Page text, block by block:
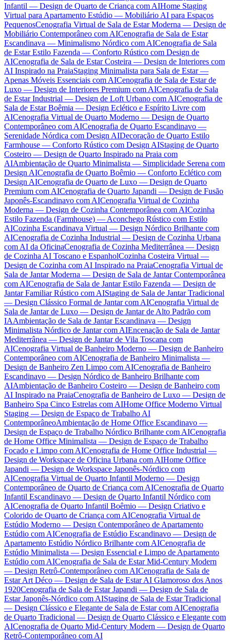
Infantil — Design de Quarto de Criança com AIHome Staging
Virtual para Apartamento Estúdio — Mobiliário AI para Espaços
PequenosCenografia Virtual de Sala de Estar Moderna — Design de
Mobiliário Contemporâneo com AICenografia de Sala de Estar
Escandinava — Minimalismo Nórdico com AICenografia de Sala
de Estar Estilo Fazenda — Conforto Rústico com Design de
AICenografia de Sala de Estar Costeira — Design de Interiores com
AI Inspirado na PraiaStaging Minimalista para Sala de Estar —
Apenas Móveis Essenciais com AICenografia de Sala de Estar de
Luxo — Design de Interiores Premium com AICenografia de Sala
de Estar Industrial — Design de Loft Urbano com AICenografia de
Sala de Estar Boêmia — Design Eclético e Espírito Livre com
AICenografia Virtual de Quarto Moderno — Design de Quarto
Contemporâneo com AICenografia de Quarto Escandinavo —
Serenidade Nórdica com Design AIDecoração de Quarto Estilo
Farmhouse — Conforto Rústico com Design AIStaging de Quarto
Costeiro — Design de Quarto Inspirado na Praia com
AIAmbientação de Quarto Minimalista — Simplicidade Serena com
Design AICenografia de Quarto Boêmio — Conforto Eclético com
Design AICenografia de Quarto de Luxo — Design de Quarto
Premium com AICenografia de Quarto Japandi — Design de Fusão
Japonês-Escandinavo com AICenografia Virtual de Cozinha
Moderna — Design de Cozinha Contemporânea com AICozinha
Estilo Fazenda (Farmhouse) — Aconchego Rústico com Estilo
AICozinha Escandinava Virtual — Design Nórdico Brilhante com
AICenografia de Cozinha Industrial — Design de Cozinha Urbana
com AI da OficinaCenografia de Cozinha Mediterrânea — Design
de Cozinha AI Toscano e EspanholCozinha Costeira Virtual —
Design de Cozinha com AI Inspirado na PraiaCenografia Virtual de
Sala de Jantar Moderna — Design de Sala de Jantar Contemporânea
com AICenografia de Sala de Jantar Estilo Fazenda — Design de
Jantar Familiar Rústico com AIStaging de Sala de Jantar Tradicional
— Design Clássico Formal de Jantar com AICenografia Virtual de
Sala de Jantar de Luxo — Design de Jantar de Alto Padrão com
IAAmbientação de Sala de Jantar Escandinava — Design
Minimalista Nórdico de Jantar com AIEncenação de Sala de Jantar
Mediterrânea — Design de Jantar de Vila Toscana com
AICenografia Virtual de Banheiro Moderno — Design de Banheiro
Contemporâneo com AICenografia de Banheiro Minimalista —
Design de Banheiro Zen Limpo com AICenografia de Banheiro
Escandinavo — Design Nórdico de Banheiro Brilhante com
AIAmbientação de Banheiro Costeiro — Design de Banheiro com
AI Inspirado na PraiaCenografia de Banheiro de Luxo — Design de
Banheiro Spa Cinco Estrelas com AIHome Office Moderno Virtual
Staging — Design de Espaço de Trabalho AI
ContemporâneoAmbientação de Home Office Escandinavo —
Design de Espaço de Trabalho Nórdico Brilhante com AICenografia
de Home Office Minimalista — Design de Espaço de Trabalho
Focado e Limpo com AICenografia de Home Office Industrial —
Design de Workspace de Oficina Urbana com AIHome Office
Japandi — Design de Workspace Japonês-Nórdico com
AICenografia Virtual de Quarto Infantil Moderno — Design
Contemporâneo de Quarto de Criança com AICenografia de Quarto
Infantil Escandinavo — Design de Quarto Infantil Nórdico com
AICenografia de Quarto Infantil Boêmio — Design Criativo e
Colorido de Quarto de Criança com AICenografia Virtual de
Estúdio Moderno — Design Contemporâneo de Apartamento
Estúdio com AICenografia de Estúdio Escandinavo — Design de
Apartamento Estúdio Nórdico Brilhante com AICenografia de
Estúdio Minimalista — Design Essencial e Limpo de Apartamento
Estúdio com AICenografia de Sala de Estar Mid-Century Modern
— Design Retrô-Contemporâneo com AICenografia de Sala de
Estar Art Déco — Design de Sala de Estar AI Glamoroso dos Anos
1920Cenografia de Sala de Estar Japandi — Design de Sala de
Estar Japonês-Nórdico com AIStaging de Sala de Estar Tradicional
— Design Clássico e Elegante de Sala de Estar com AICenografia
de Quarto Tradicional — Design de Quarto Clássico e Elegante com
AICenografia de Quarto Mid-Century Modern — Design de Quarto
Retrô-Contemporâneo com AI